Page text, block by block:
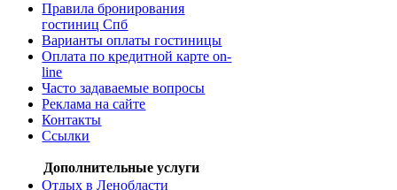
Правила бронирования
гостиниц Спб
Варианты оплаты гостиницы
Оплата по кредитной карте on-
line
Часто задаваемые вопросы
Реклама на сайте
Контакты
Ссылки
Дополнительные услуги
Отдых в Ленобласти